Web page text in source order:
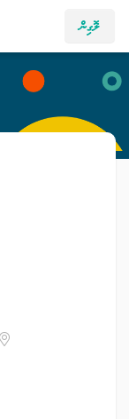
ލޮގިން